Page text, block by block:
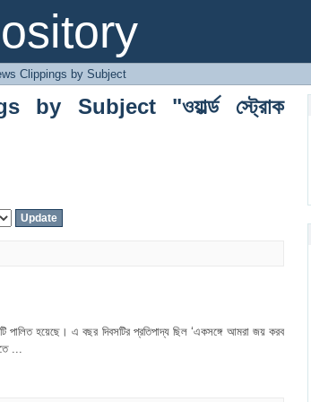
"ওয়ার্ল্ড স্ট্রোক অর্গানাইজেশন"
Clippings by Subject
Subject "ওয়ার্ল্ড স্ট্রোক
পালিত হয়েছে। এ বছর দিবসটির প্রতিপাদ্য ছিল ‘একসঙ্গে আমরা জয় করব
...